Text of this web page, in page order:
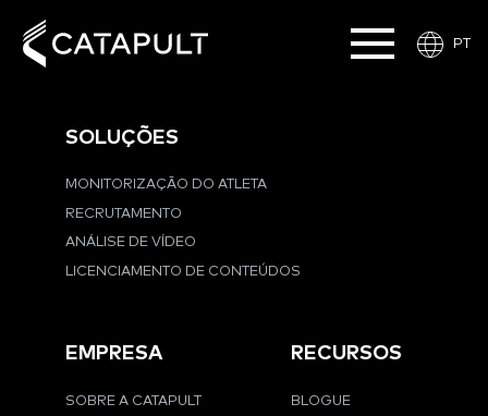
PT
SOLUÇÕES
MONITORIZAÇÃO DO ATLETA
RECRUTAMENTO
ANÁLISE DE VÍDEO
LICENCIAMENTO DE CONTEÚDOS
EMPRESA
SOBRE A CATAPULT
RECURSOS
BLOGUE